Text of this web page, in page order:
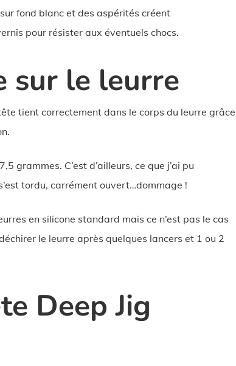
fond blanc et des aspérités créent
pour résister aux éventuels chocs.
sur le leurre
tient correctement dans le corps du leurre grâce
grammes. C’est d’ailleurs, ce que j’ai pu
tordu, carrément ouvert…dommage !
en silicone standard mais ce n’est pas le cas
le leurre après quelques lancers et 1 ou 2
Deep Jig